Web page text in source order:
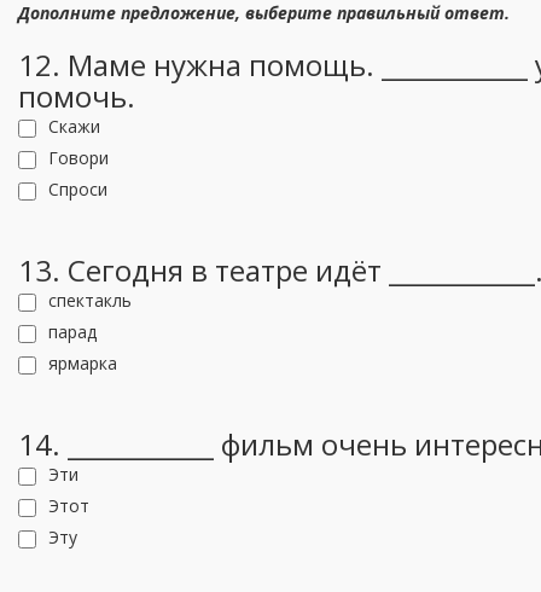
Дополните предложение, выберите правильный ответ.
12. Маме нужна помощь.
помочь.
Скажи
Говори
Спроси
13. Сегодня в театре идёт
спектакль
парад
ярмарка
14. ___________ фильм очень
Эти
Этот
Эту